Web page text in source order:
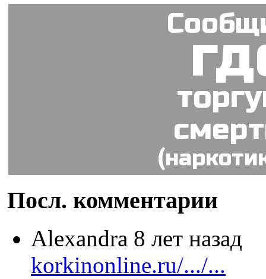
Посл. комментарии
Alexandra 8 лет назад
korkinonline.ru/.../...